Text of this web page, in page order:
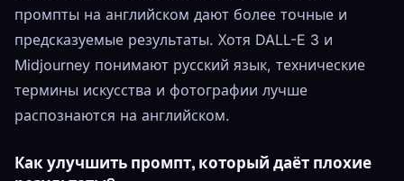
промпты на английском дают более точные и
предсказуемые результаты. Хотя DALL-E 3 и
Midjourney понимают русский язык, технические
термины искусства и фотографии лучше
распознаются на английском.
Как улучшить промпт, который даёт плохие